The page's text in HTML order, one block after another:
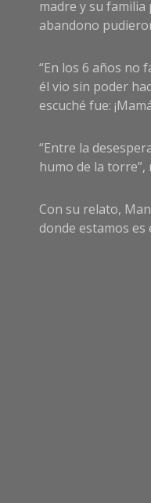
madre y su
abandono
“En los 6 años no
él vio sin poder
escuché fue:
“Entre la
humo de la
Con su relato,
donde estamos es